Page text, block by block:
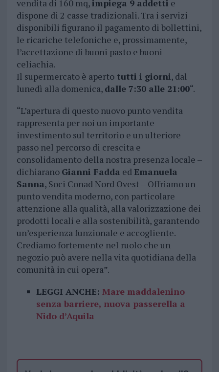
vendita di 160 mq,impiega 9 addetti e
dispone di 2 casse tradizionali. Tra i servizi
disponibili figurano il pagamento di bollettini,
le ricariche telefoniche e, prossimamente,
l’accettazione di buoni pasto e buoni
celiachia.
Il supermercato è apertotutti i giorni, dal
lunedì alla domenica, dalle 7:30 alle 21:00“.
“L’apertura di questo nuovo punto vendita
rappresenta per noi un importante
investimento sul territorio e un ulteriore
passo nel percorso di crescita e
consolidamento della nostra presenza locale –
dichiarano Gianni Fadda edEmanuela
Sanna, Soci Conad Nord Ovest – Offriamo un
punto vendita moderno, con particolare
attenzione alla qualità, alla valorizzazione dei
prodotti locali e alla sostenibilità, garantendo
un’esperienza funzionale e accogliente.
Crediamo fortemente nel ruolo che un
negozio può avere nella vita quotidiana della
comunità in cui opera”.
LEGGI ANCHE: Mare maddalenino
senza barriere, nuova passerella a
Nido d’Aquila